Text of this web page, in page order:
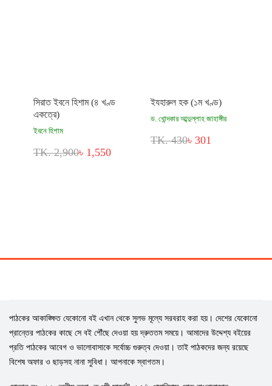
সিরাত ইবনে হিশাম (৪ খণ্ড
একত্রে)
ইবনে হিশাম
TK. 2,900৳ 1,550
ইযহারুল হক (১ম খণ্ড)
ড. খোন্দকার আব্দুল্লাহ জাহাঙ্গীর
TK. 430৳ 301
পাঠকের আকাঙ্ক্ষিত যেকোনো বই এখান থেকে সুলভ মূল্যে সরবরাহ করা হয়। দেশের যেকোনো
প্রান্তের পাঠকের কাছে সে বই পৌঁছে দেওয়া হয় দ্রুততম সময়ে। আমাদের উদ্দেশ্য বইয়ের
প্রতি পাঠকের আবেগ ও ভালোবাসাকে সর্বোচ্চ গুরুত্ব দেওয়া। তাই পাঠকদের জন্য রয়েছে
বিশেষ অফার ও ছাড়সহ নানা সুবিধা। আপনাকে স্বাগতম।